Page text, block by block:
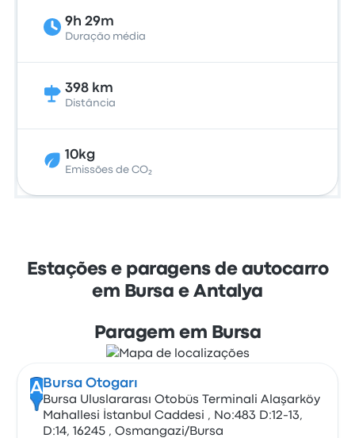
9h 29m
Duração média
398 km
Distância
10kg
Emissões de CO₂
Estações e paragens de autocarro
em Bursa e Antalya
Paragem em Bursa
A Bursa Otogarı
Bursa Uluslararası Otobüs Terminali Alaşarköy
Mahallesi İstanbul Caddesi , No:483 D:12-13,
D:14, 16245 , Osmangazi/Bursa